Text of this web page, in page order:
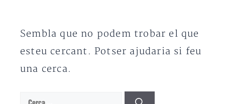
Sembla que no podem trobar el que
esteu cercant. Potser ajudaria si feu
una cerca.
Cerca: